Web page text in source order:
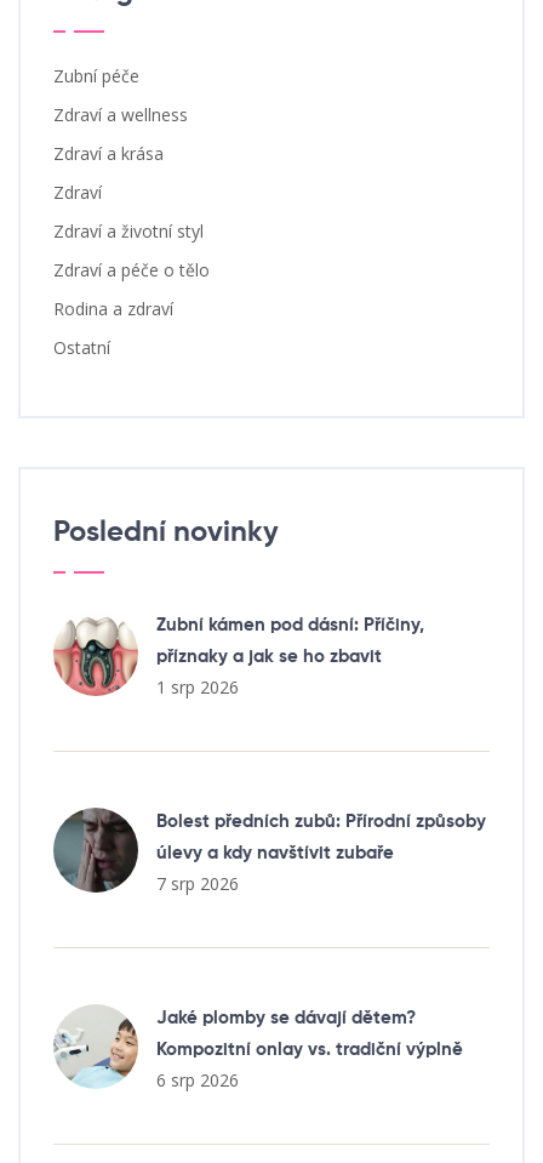
Zubní péče
Zdraví a wellness
Zdraví a krása
Zdraví
Zdraví a životní styl
Zdraví a péče o tělo
Rodina a zdraví
Ostatní
Poslední novinky
Zubní kámen pod dásní: Příčiny,
příznaky a jak se ho zbavit
1 srp 2026
Bolest předních zubů: Přírodní způsoby
úlevy a kdy navštívit zubaře
7 srp 2026
Jaké plomby se dávají dětem?
Kompozitní onlay vs. tradiční výplně
6 srp 2026